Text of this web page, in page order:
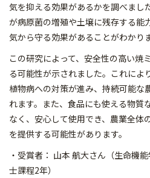
気を抑える効果があるかを調べまし
が病原菌の増殖や土壌に残存する能
気から守る効果があることがわかり
この研究によって、安全性の高い焼
る可能性が示されました。これによ
植物病への対策が進み、持続可能な
れます。また、食品にも使える物質
なく、安心して使用でき、農業全体
を提供する可能性があります。
・受賞者： 山本 航大さん（生命機
士課程2年）